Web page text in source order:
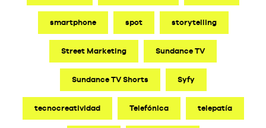
smartphone spot storytelling
Street Marketing Sundance TV
Sundance TV Shorts Syfy
tecnocreatividad Telefónica telepatía